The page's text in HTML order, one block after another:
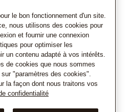
2026 Pandora
le bon fonctionnement d'un site.
nous utilisons des cookies pour
et fournir une connexion
pour optimiser les
un contenu adapté à vos intérêts.
de cookies que nous sommes
"paramètres des cookies".
la façon dont nous traitons vos
confidentialité